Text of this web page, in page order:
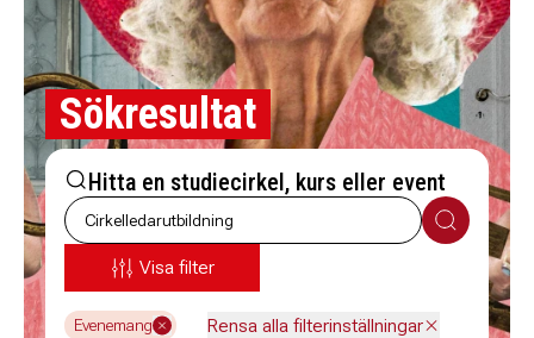
Sökresultat
Hitta en studiecirkel, kurs eller event
Sök
Visa filter
Evenemang Rensa alla filterinställningar